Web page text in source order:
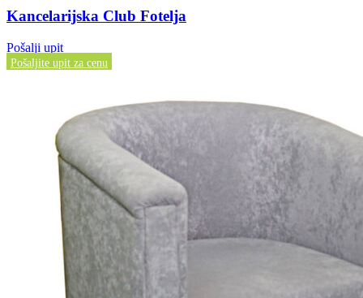
Kancelarijska Club Fotelja
Pošalji upit
Pošaljite upit za cenu